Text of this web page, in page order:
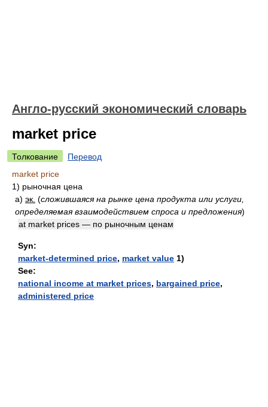
Англо-русский экономический словарь
market price
Толкование
Перевод
market price
1) рыночная цена
а) эк. (сложившаяся на рынке цена продукта или услуги,
определяемая взаимодействием спроса и предложения)
at market prices — по рыночным ценам
Syn:
market-determined price, market value 1)
See:
national income at market prices, bargained price,
administered price